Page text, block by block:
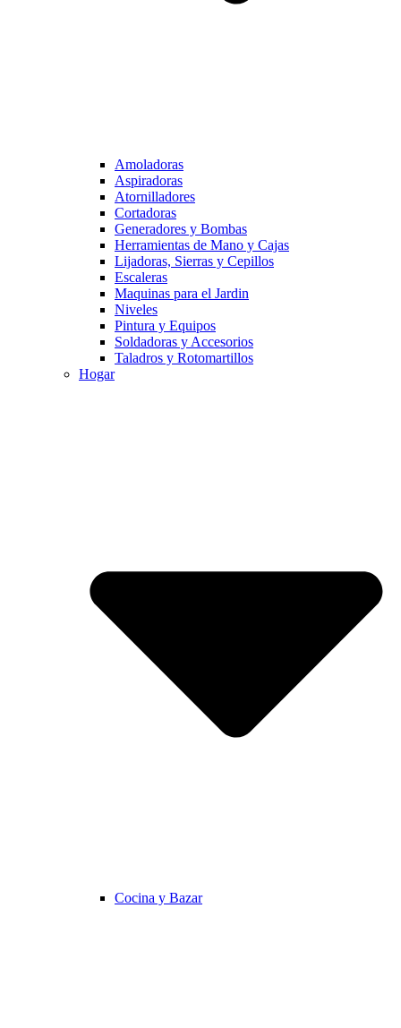
Amoladoras
Aspiradoras
Atornilladores
Cortadoras
Generadores y Bombas
Herramientas de Mano y Cajas
Lijadoras, Sierras y Cepillos
Escaleras
Maquinas para el Jardin
Niveles
Pintura y Equipos
Soldadoras y Accesorios
Taladros y Rotomartillos
Hogar
Cocina y Bazar